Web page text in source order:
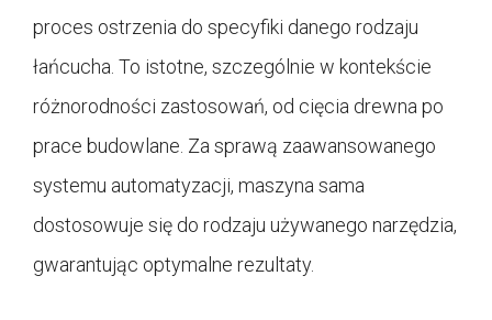
proces ostrzenia do specyfiki danego rodzaju
łańcucha. To istotne, szczególnie w kontekście
różnorodności zastosowań, od cięcia drewna po
prace budowlane. Za sprawą zaawansowanego
systemu automatyzacji, maszyna sama
dostosowuje się do rodzaju używanego narzędzia,
gwarantując optymalne rezultaty.